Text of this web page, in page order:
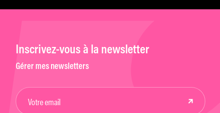
Inscrivez-vous à la newsletter
Gérer mes newsletters